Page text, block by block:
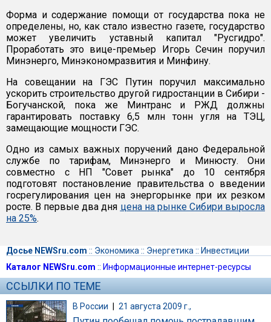
Форма и содержание помощи от государства пока не
определены, но, как стало известно газете, государство
может увеличить уставный капитал "Русгидро".
Проработать это вице-премьер Игорь Сечин поручил
Минэнерго, Минэкономразвития и Минфину.
На совещании на ГЭС Путин поручил максимально
ускорить строительство другой гидростанции в Сибири -
Богучанской, пока же Минтранс и РЖД должны
гарантировать поставку 6,5 млн тонн угля на ТЭЦ,
замещающие мощности ГЭС.
Одно из самых важных поручений дано Федеральной
службе по тарифам, Минэнерго и Минюсту. Они
совместно с НП "Совет рынка" до 10 сентября
подготовят постановление правительства о введении
госрегулирования цен на энергорынке при их резком
росте. В первые два дня цена на рынке Сибири выросла
на 25%.
Досье NEWSru.com :: Экономика :: Энергетика :: Инвестиции
Каталог NEWSru.com :: Информационные интернет-ресурсы
ССЫЛКИ ПО ТЕМЕ
В России | 21 августа 2009 г.,